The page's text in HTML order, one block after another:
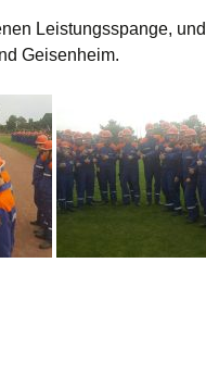
Leistungsspange,
Geisenheim.